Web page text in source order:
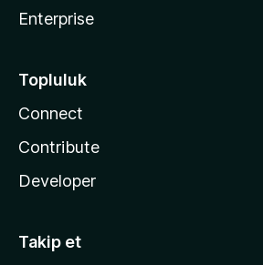
Enterprise
Topluluk
Connect
Contribute
Developer
Takip et